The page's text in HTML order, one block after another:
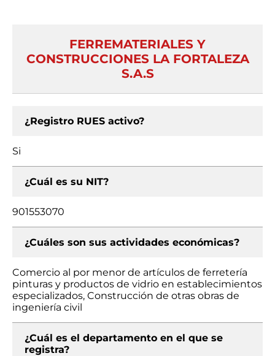
FERREMATERIALES Y
CONSTRUCCIONES LA FORTALEZA
S.A.S
¿Registro RUES activo?
Si
¿Cuál es su NIT?
901553070
¿Cuáles son sus actividades económicas?
Comercio al por menor de artículos de ferretería
pinturas y productos de vidrio en establecimientos
especializados, Construcción de otras obras de
ingeniería civil
¿Cuál es el departamento en el que se
registra?